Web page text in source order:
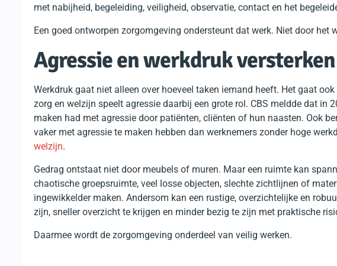
met nabijheid, begeleiding, veiligheid, observatie, contact en het
Een goed ontworpen zorgomgeving ondersteunt dat werk. Niet door het
Agressie en werkdruk
Werkdruk gaat niet alleen over hoeveel taken iemand heeft. Het gaat
zorg en welzijn speelt agressie daarbij een grote rol. CBS meldde dat in
maken had met agressie door patiënten, cliënten of hun naasten. Ook
vaker met agressie te maken hebben dan werknemers zonder hoge
welzijn.
Gedrag ontstaat niet door meubels of muren. Maar een ruimte kan
chaotische groepsruimte, veel losse objecten, slechte zichtlijnen of
ingewikkelder maken. Andersom kan een rustige, overzichtelijke en
zijn, sneller overzicht te krijgen en minder bezig te zijn met praktische
Daarmee wordt de zorgomgeving onderdeel van veilig werken.